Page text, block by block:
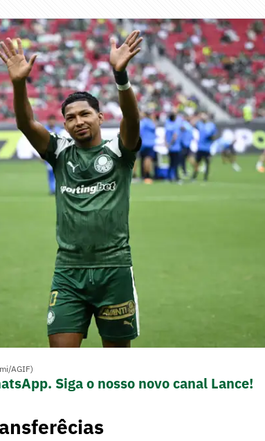
AGIF)
Siga o nosso novo canal Lance!